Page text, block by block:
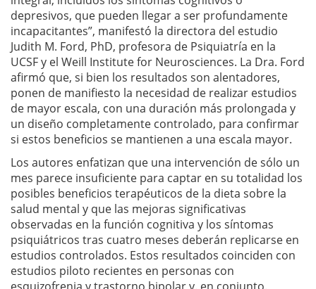
depresivos, que pueden llegar a ser profundamente
incapacitantes”, manifestó la directora del estudio
Judith M. Ford, PhD, profesora de Psiquiatría en la
UCSF y el Weill Institute for Neurosciences. La Dra. Ford
afirmó que, si bien los resultados son alentadores,
ponen de manifiesto la necesidad de realizar estudios
de mayor escala, con una duración más prolongada y
un diseño completamente controlado, para confirmar
si estos beneficios se mantienen a una escala mayor.
Los autores enfatizan que una intervención de sólo un
mes parece insuficiente para captar en su totalidad los
posibles beneficios terapéuticos de la dieta sobre la
salud mental y que las mejoras significativas
observadas en la función cognitiva y los síntomas
psiquiátricos tras cuatro meses deberán replicarse en
estudios controlados. Estos resultados coinciden con
estudios piloto recientes en personas con